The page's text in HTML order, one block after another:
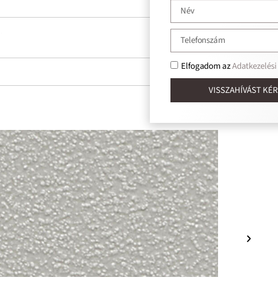
Adatkezelési tájékoztatót.
VISSZAHÍVÁST KÉREK